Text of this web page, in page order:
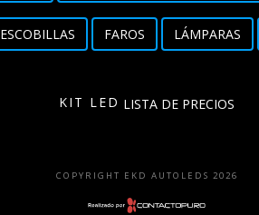
Electrónica
LED
ESCOBILLAS FAROS LÁMPARAS
KIT LED LISTA DE PRECIOS
COPYRIGHT EKD AUTOLEDS 2026